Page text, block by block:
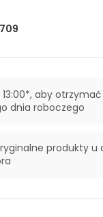
aby
dnia roboczego
produkty u